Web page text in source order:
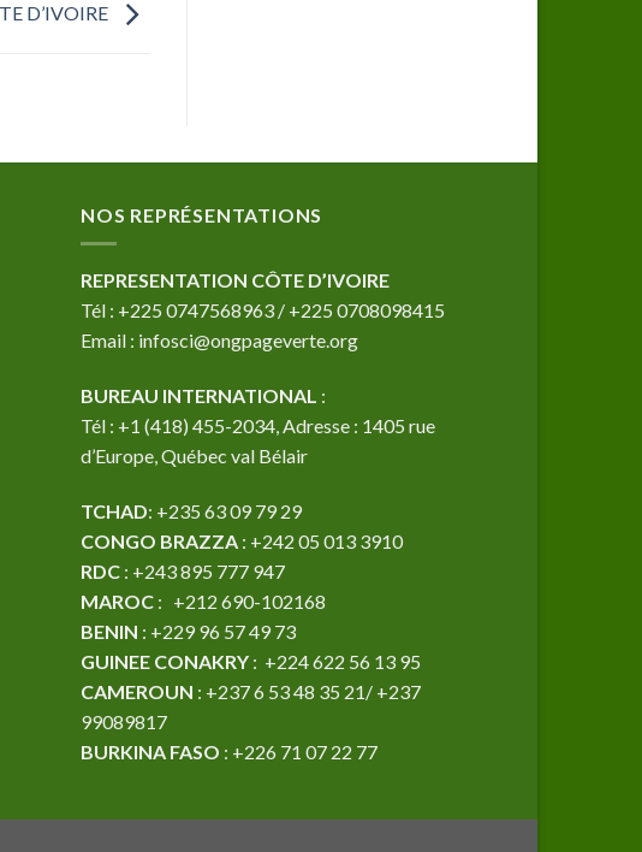
D’IVOIRE
NOS REPRÉSENTATIONS
REPRESENTATION CÔTE D’IVOIRE
Tél : +225 0747568963 / +225 0708098415
Email : infosci@ongpageverte.org
BUREAU INTERNATIONAL :
Tél : +1 (418) 455-2034, Adresse : 1405 rue
d’Europe, Québec val Bélair
TCHAD: +235 63 09 79 29
CONGO BRAZZA: +242 05 013 3910
RDC: +243 895 777 947
MAROC: +212 690-102168
BENIN : +229 96 57 49 73
GUINEE CONAKRY: +224 622 56 13 95
CAMEROUN : +237 6 53 48 35 21/ +237
99089817
BURKINA FASO : +226 71 07 22 77